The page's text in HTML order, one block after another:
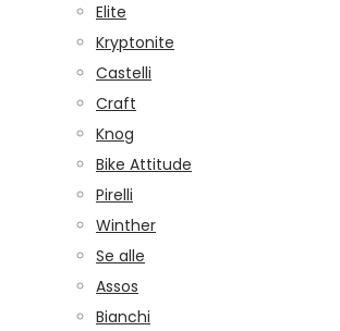
Elite
Kryptonite
Castelli
Craft
Knog
Bike Attitude
Pirelli
Winther
Se alle
Assos
Bianchi